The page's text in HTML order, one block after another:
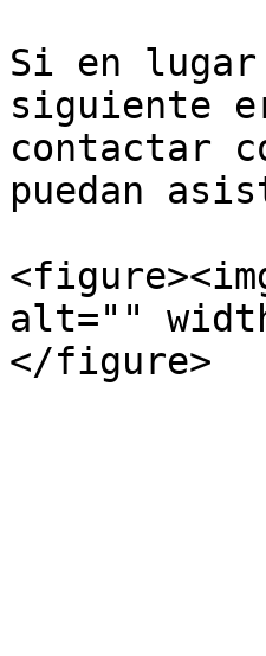
Si en
siguiente
contactar
puedan
alt=""